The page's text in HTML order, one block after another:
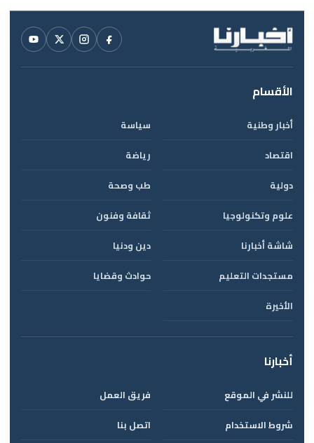
الأقسام
أخبار وطنية
سياسة
اقتصاد
رياضة
دولية
طب وصحة
علوم وتكنولوجيا
ثقافة وفنون
شاشة أخبارنا
دين ودنيا
مستجدات التعليم
حوادث وقضايا
الأخيرة
أخبارنا
للنشر في الموقع
فريق العمل
شروط الاستخدام
اتصل بنا